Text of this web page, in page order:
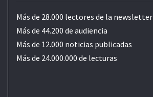
Más de 28.000 lectores de la newsletter
Más de 44.200 de audiencia
Más de 12.000 noticias publicadas
Más de 24.000.000 de lecturas